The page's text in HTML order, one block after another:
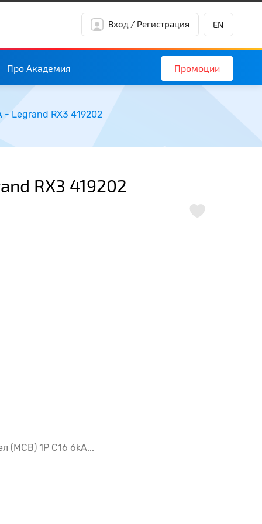
Вход / Регистрация EN
Про Академия Промоции
- Legrand RX3 419202
RX3 419202
(MCB) 1P C16 6kA...